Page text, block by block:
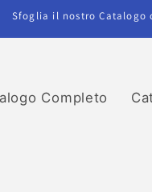
Sfoglia il nostro Catalogo
Completo